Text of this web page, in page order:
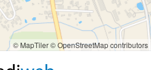
© MapTiler© OpenStreetMap contributors